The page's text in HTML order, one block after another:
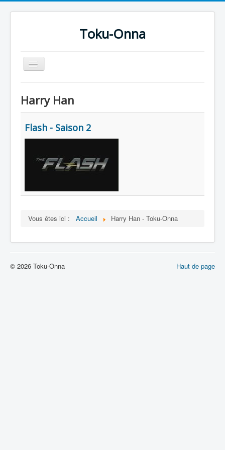
Toku-Onna
Basculer
la
Toku-Actrices
Toku-Critiques
Séries
Films
Dessins
Harry Han
Flash - Saison 2
Vous êtes ici : Accueil Harry Han - Toku-Onna
Haut de page
© 2026 Toku-Onna